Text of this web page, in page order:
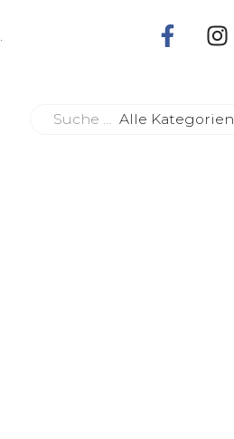
Alle Kategorien